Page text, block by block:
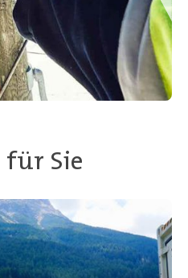
für Sie